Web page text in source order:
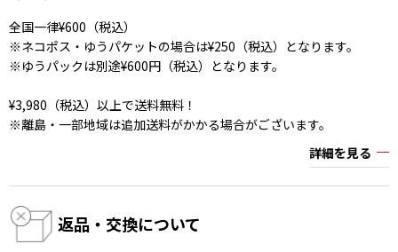
全国一律¥600（税込）
※ネコポス・ゆうパケットの場合は¥250（税込）となります。
※ゆうパックは別途¥600円（税込）となります。
¥3,980（税込）以上で送料無料！
※離島・一部地域は追加送料がかかる場合がございます。
詳細を見る
返品・交換について